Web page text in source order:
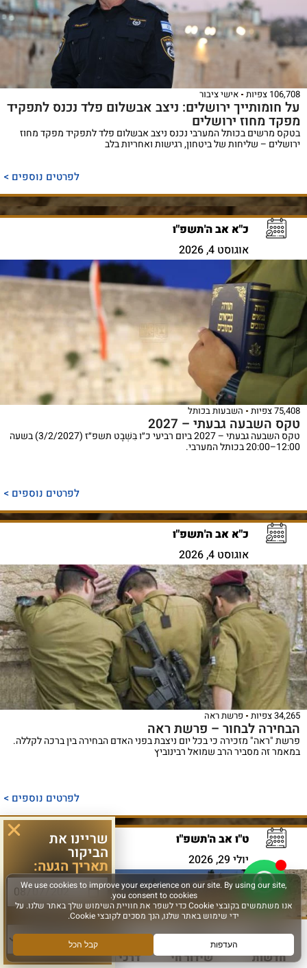
106,708 צפיות אישי ציבור
על חומותייך ירושלים: ניצב אבשלום פלד נכנס לתפקיד
מפקד מחוז ירושלים
בטקס מרשים בכותל המערבי נכנס ניצב אבשלום פלד לתפקיד מפקד מחוז
ירושלים – שליחות של ביטחון, רגישות ואחריות בלב
לפרטים נוספים >
כ"א אב ה'תשפ"ו
אוגוסט 4, 2026
75,408 צפיות השבעות בכותל
טקס השבעה גבעתי – 2027
טקס השבעה גבעתי – 2027 ביום רביעי כ״ו בִּשְׁבָט תשפ״ז (3/2/2027) בשעה
12:00–20:00 בכותל המערבי.
לפרטים נוספים >
כ"א אב ה'תשפ"ו
אוגוסט 4, 2026
34,265 צפיות פרשת ראה
הבחירה לבחור – פרשת ראה
פרשת "ראה" מזכירה כי בכל יום ניצבת בפני האדם הבחירה בין ברכה לקללה.
במאמר זה מסביר הרב שמואל רבינוביץ
לפרטים נוספים >
ט"ו אב ה'תשפ"ו
יולי 29, 2026
חדשות שידור חי דרכי הגעה עוד
שריינו את
הביקור
תאריך הגעה:
סוג פעילות: